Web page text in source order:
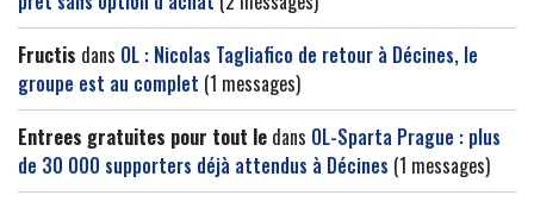
Fructis dans OL : Nicolas Tagliafico de retour à Décines, le
groupe est au complet (1 messages)
Entrees gratuites pour tout le dans OL-Sparta Prague : plus
de 30 000 supporters déjà attendus à Décines (1 messages)